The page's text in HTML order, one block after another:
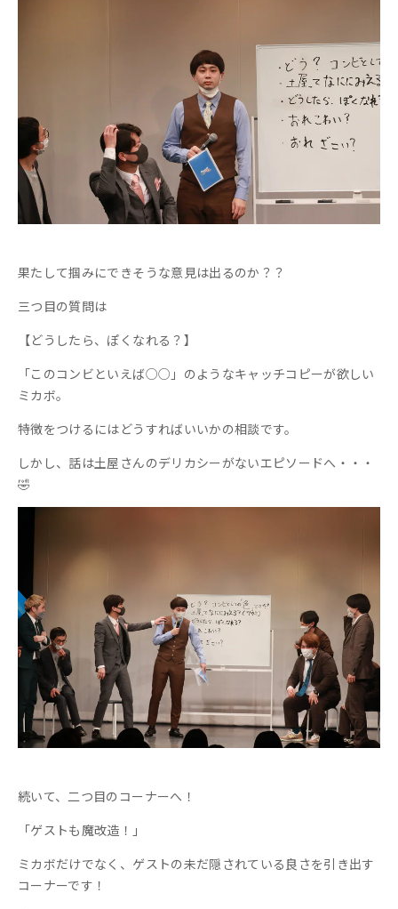
果たして掴みにできそうな意見は出るのか？？
三つ目の質問は
【どうしたら、ぽくなれる？】
「このコンビといえば○○」のようなキャッチコピーが欲しい
ミカボ。
特徴をつけるにはどうすればいいかの相談です。
しかし、話は土屋さんのデリカシーがないエピソードへ・・・
🤣
続いて、二つ目のコーナーへ！
「ゲストも魔改造！」
ミカボだけでなく、ゲストの未だ隠されている良さを引き出す
コーナーです！